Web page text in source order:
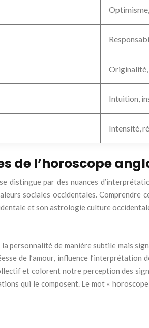
Intuition,
Intensité,
de l’horoscope
distingue par des nuances
sociales occidentales. Comprendre
et son astrologie culture
personnalité de manière subtile mais
de l’amour, influence l’interprétation
et colorent notre perception des
qui le composent. Le mot «